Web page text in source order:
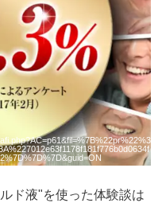
ド液"を使った体験談は